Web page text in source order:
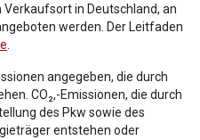
in Deutschland, an
werden. Der Leitfaden
.
angegeben, die durch
CO₂,-Emissionen, die durch
des Pkw sowie des
entstehen oder